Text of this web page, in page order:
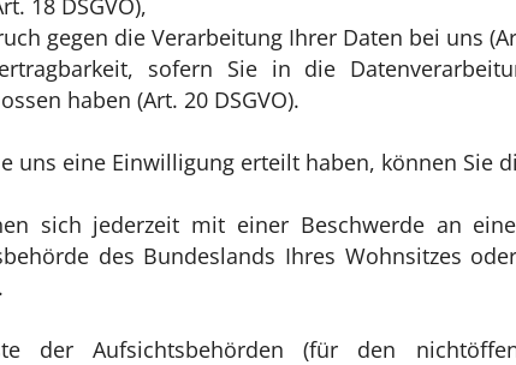
18 DSGVO),
gegen die Verarbeitung Ihrer Daten bei uns
sofern Sie in die
haben (Art. 20 DSGVO).
uns eine Einwilligung erteilt haben, können
sich jederzeit mit einer Beschwerde an
des Bundeslands Ihres Wohnsitzes
der Aufsichtsbehörden (für den